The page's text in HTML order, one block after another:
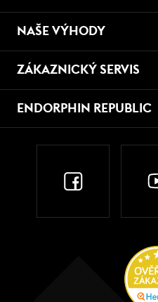
NAŠE VÝHODY
ZÁKAZNICKÝ SERVIS
ENDORPHIN REPUBLIC